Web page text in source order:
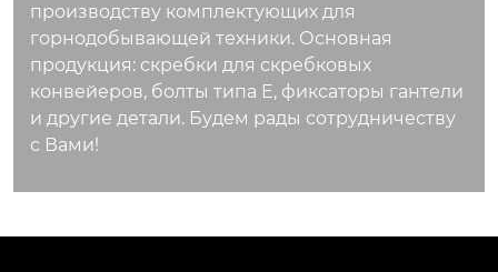
производству комплектующих для
горнодобывающей техники. Основная
продукция: скребки для скребковых
конвейеров, болты типа E, фиксаторы гантели
и другие детали. Будем рады сотрудничеству
с Вами!